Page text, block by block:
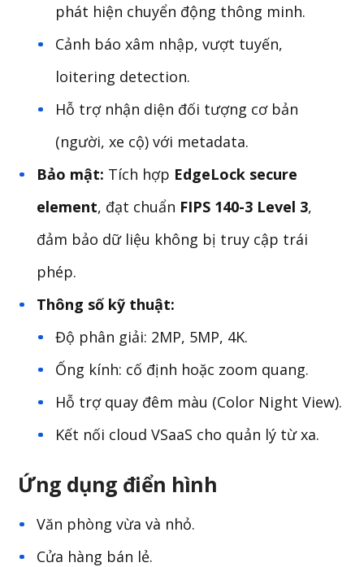
phát hiện chuyển động thông minh.
Cảnh báo xâm nhập, vượt tuyến,
loitering detection.
Hỗ trợ nhận diện đối tượng cơ bản
(người, xe cộ) với metadata.
Bảo mật: Tích hợp EdgeLock secure
element, đạt chuẩn FIPS 140-3 Level 3,
đảm bảo dữ liệu không bị truy cập trái
phép.
Thông số kỹ thuật:
Độ phân giải: 2MP, 5MP, 4K.
Ống kính: cố định hoặc zoom quang.
Hỗ trợ quay đêm màu (Color Night View).
Kết nối cloud VSaaS cho quản lý từ xa.
Ứng dụng điển hình
Văn phòng vừa và nhỏ.
Cửa hàng bán lẻ.